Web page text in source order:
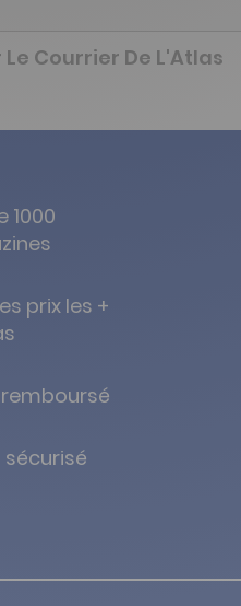
Courrier De L'Atlas
1000
prix les +